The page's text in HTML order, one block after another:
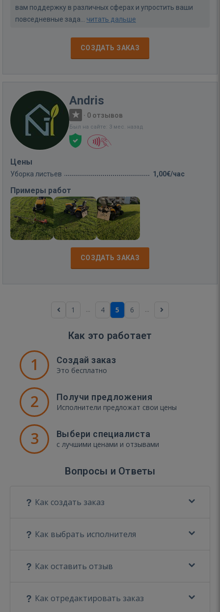
вам поддержку в различных сферах и упростить ваши
повседневные зада... читать дальше
СОЗДАТЬ ЗАКАЗ
Andris
· 0 отзывов
Был на сайте: 3 мес. назад
Цены
Уборка листьев 1,00€/час
Примеры работ
СОЗДАТЬ ЗАКАЗ
1 ... 4 5 6 ...
Как это работает
1 Создай заказ
Это бесплатно
2 Получи предложения
Исполнители предложат свои цены
3 Выбери специалиста
с лучшими ценами и отзывами
Вопросы и Ответы
Как создать заказ
Как выбрать исполнителя
Как оставить отзыв
Как отредактировать заказ